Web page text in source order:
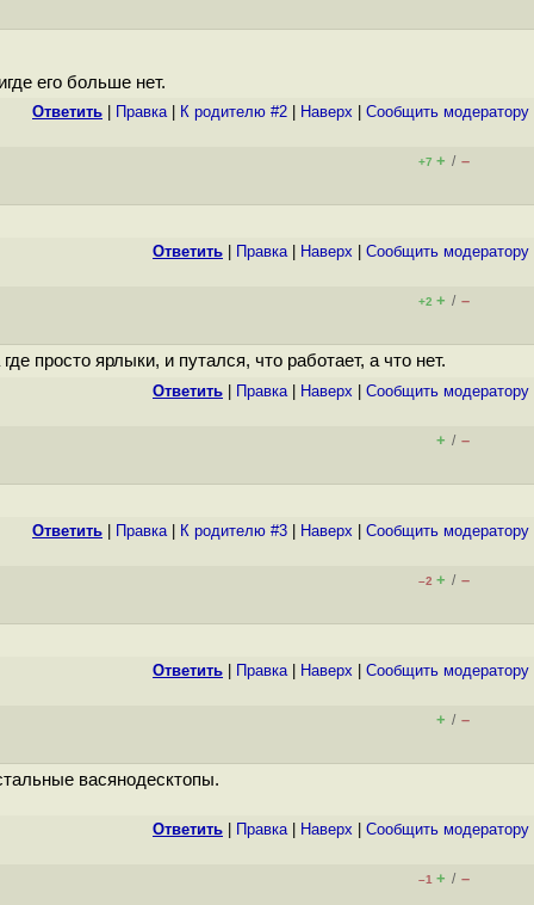
его больше нет.
Ответить Правка| К родителю #2 Наверх Cообщить модератору
+7 + / –
Ответить Правка| Наверх Cообщить модератору
+2 + / –
просто ярлыки, и путался, что работает, а что нет.
Ответить Правка| Наверх Cообщить модератору
+ / –
Ответить Правка| К родителю #3 Наверх Cообщить модератору
–2 + / –
Ответить Правка| Наверх Cообщить модератору
+ / –
васянодесктопы.
Ответить Правка| Наверх Cообщить модератору
–1 + / –